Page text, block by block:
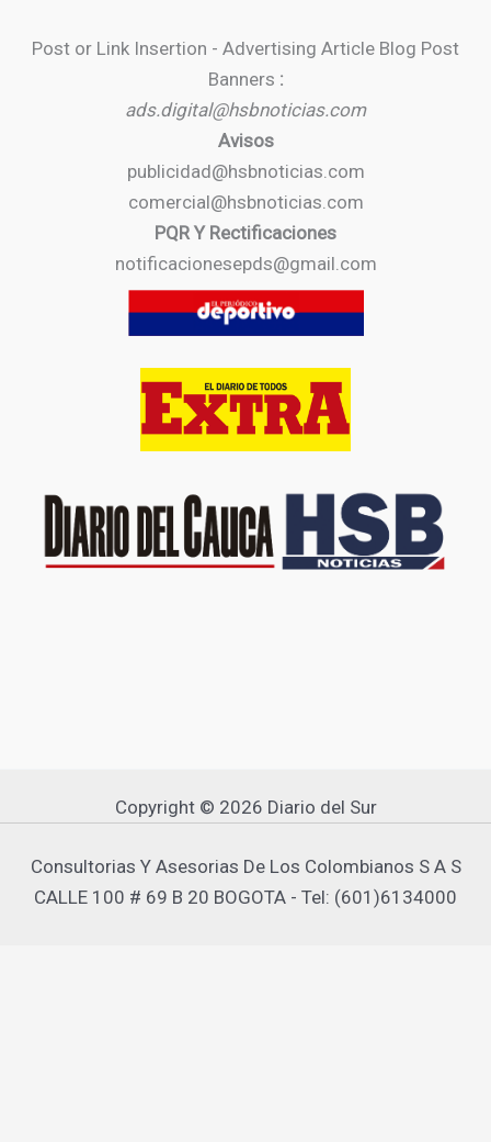
Post or Link Insertion - Advertising Article Blog Post
Banners :
ads.digital@hsbnoticias.com
Avisos
publicidad@hsbnoticias.com
comercial@hsbnoticias.com
PQR Y Rectificaciones
notificacionesepds@gmail.com
Copyright © 2026 Diario del Sur
Consultorias Y Asesorias De Los Colombianos S A S
CALLE 100 # 69 B 20 BOGOTA - Tel: (601)6134000